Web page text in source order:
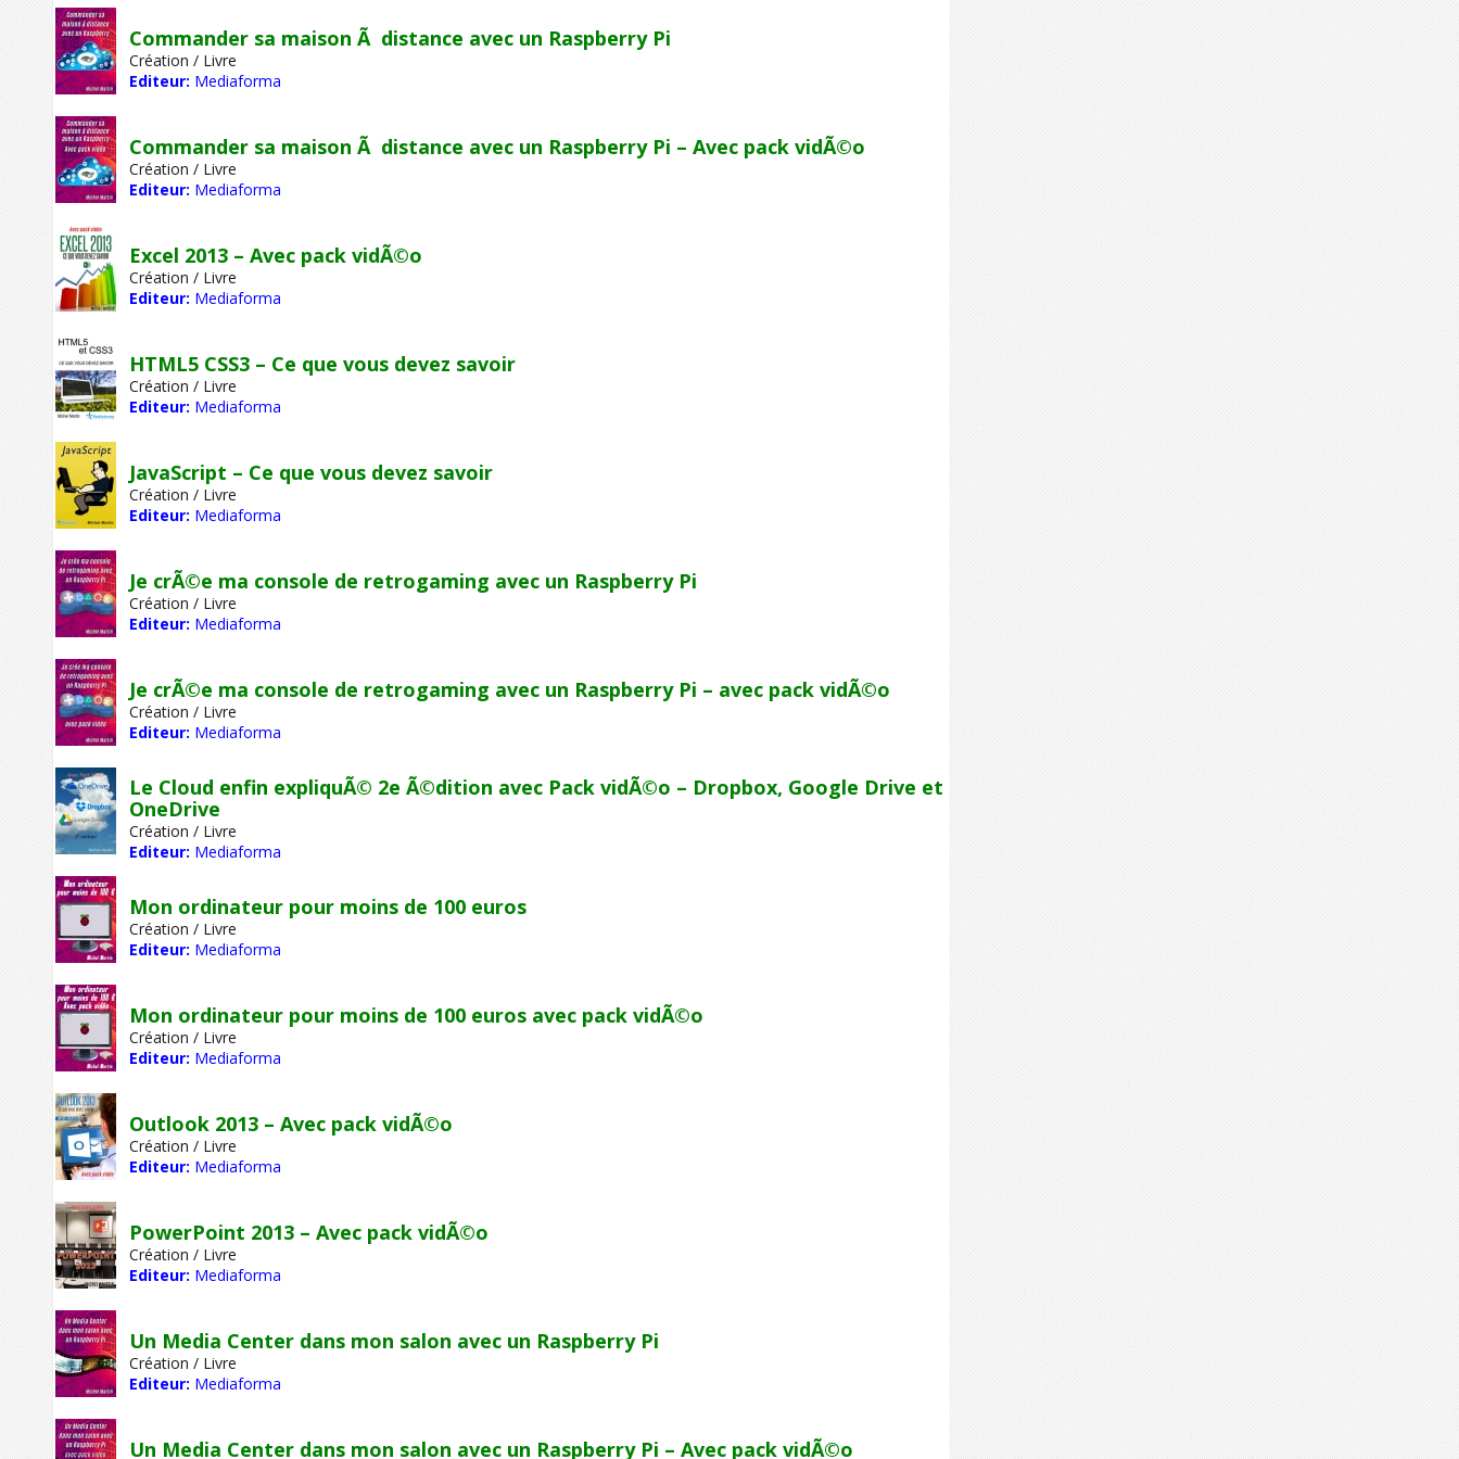
Commander sa maison Ã distance avec un Raspberry Pi
Création / Livre
Editeur: Mediaforma
Commander sa maison Ã distance avec un Raspberry Pi – Avec pack vidÃ©o
Création / Livre
Editeur: Mediaforma
Excel 2013 – Avec pack vidÃ©o
Création / Livre
Editeur: Mediaforma
HTML5 CSS3 – Ce que vous devez savoir
Création / Livre
Editeur: Mediaforma
JavaScript – Ce que vous devez savoir
Création / Livre
Editeur: Mediaforma
Je crÃ©e ma console de retrogaming avec un Raspberry Pi
Création / Livre
Editeur: Mediaforma
Je crÃ©e ma console de retrogaming avec un Raspberry Pi – avec pack vidÃ©o
Création / Livre
Editeur: Mediaforma
Le Cloud enfin expliquÃ© 2e Ã©dition avec Pack vidÃ©o – Dropbox, Google Drive et
OneDrive
Création / Livre
Editeur: Mediaforma
Mon ordinateur pour moins de 100 euros
Création / Livre
Editeur: Mediaforma
Mon ordinateur pour moins de 100 euros avec pack vidÃ©o
Création / Livre
Editeur: Mediaforma
Outlook 2013 – Avec pack vidÃ©o
Création / Livre
Editeur: Mediaforma
PowerPoint 2013 – Avec pack vidÃ©o
Création / Livre
Editeur: Mediaforma
Un Media Center dans mon salon avec un Raspberry Pi
Création / Livre
Editeur: Mediaforma
Un Media Center dans mon salon avec un Raspberry Pi – Avec pack vidÃ©o